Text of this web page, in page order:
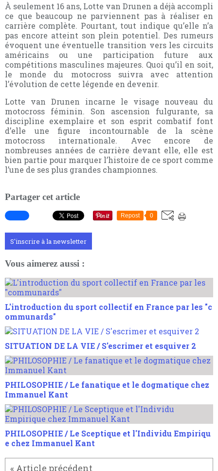
À seulement 16 ans, Lotte van Drunen a déjà accompli
ce que beaucoup ne parviennent pas à réaliser en
carrière complète. Pourtant, tout indique qu’elle n’a
pas encore atteint son plein potentiel. Des rumeurs
évoquent une éventuelle transition vers les circuits
américains ou une participation future aux
compétitions masculines majeures. Quoi qu’il en soit,
le monde du motocross suivra avec attention
l’évolution de cette légende en devenir.
Lotte van Drunen incarne le visage nouveau du
motocross féminin. Son ascension fulgurante, sa
discipline exemplaire et son esprit combatif font
d’elle une figure incontournable de la scène
motocross internationale. Avec encore de
nombreuses années de carrière devant elle, elle est
bien partie pour marquer l’histoire de ce sport comme
l’une de ses plus grandes championnes.
Partager cet article
Repost 0
S'inscrire à la newsletter
Vous aimerez aussi :
L'introduction du sport collectif en France par les "c
ommunards"
SITUATION DE LA VIE / S'escrimer et esquiver 2
PHILOSOPHIE / Le fanatique et le dogmatique chez
Immanuel Kant
PHILOSOPHIE / Le Sceptique et l'Individu Empiriqu
e chez Immanuel Kant